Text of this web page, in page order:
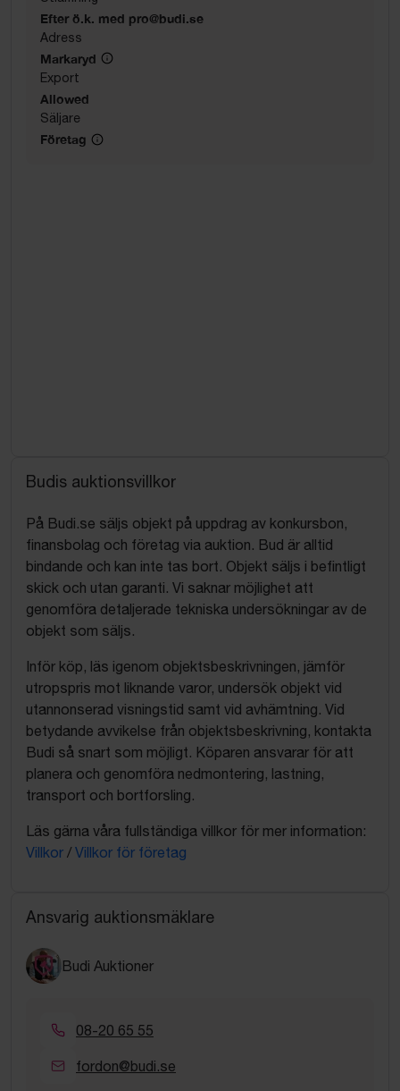
Efter ö.k. med pro@budi.se
Adress
Markaryd
Export
Allowed
Säljare
Företag
Budis auktionsvillkor
På Budi.se säljs objekt på uppdrag av konkursbon,
finansbolag och företag via auktion. Bud är alltid
bindande och kan inte tas bort. Objekt säljs i befintligt
skick och utan garanti. Vi saknar möjlighet att
genomföra detaljerade tekniska undersökningar av de
objekt som säljs.
Inför köp, läs igenom objektsbeskrivningen, jämför
utropspris mot liknande varor, undersök objekt vid
utannonserad visningstid samt vid avhämtning. Vid
betydande avvikelse från objektsbeskrivning, kontakta
Budi så snart som möjligt. Köparen ansvarar för att
planera och genomföra nedmontering, lastning,
transport och bortforsling.
Läs gärna våra fullständiga villkor för mer information:
Villkor / Villkor för företag
Ansvarig auktionsmäklare
Budi Auktioner
08-20 65 55
fordon@budi.se